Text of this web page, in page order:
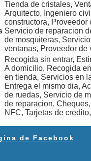
Tienda de cristales,
Arquitecto, Ingeniero
constructora, Proveedor
Servicio de reparacion
de mosquiteras,
ventanas, Proveedor de
Recogida sin entrar,
A domicilio, Recogida
en tienda, Servicios en
Entrega el mismo dia,
de ruedas, Servicio de
de reparacion,
NFC, Tarjetas de
de Facebook